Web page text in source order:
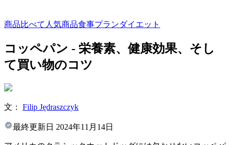
商品比べて 人気商品食事プランダイエット
コッペパン - 栄養素、健康効果、そし
て買い物のコツ
文： Filip Jędraszczyk
最終更新日 2024年11月14日